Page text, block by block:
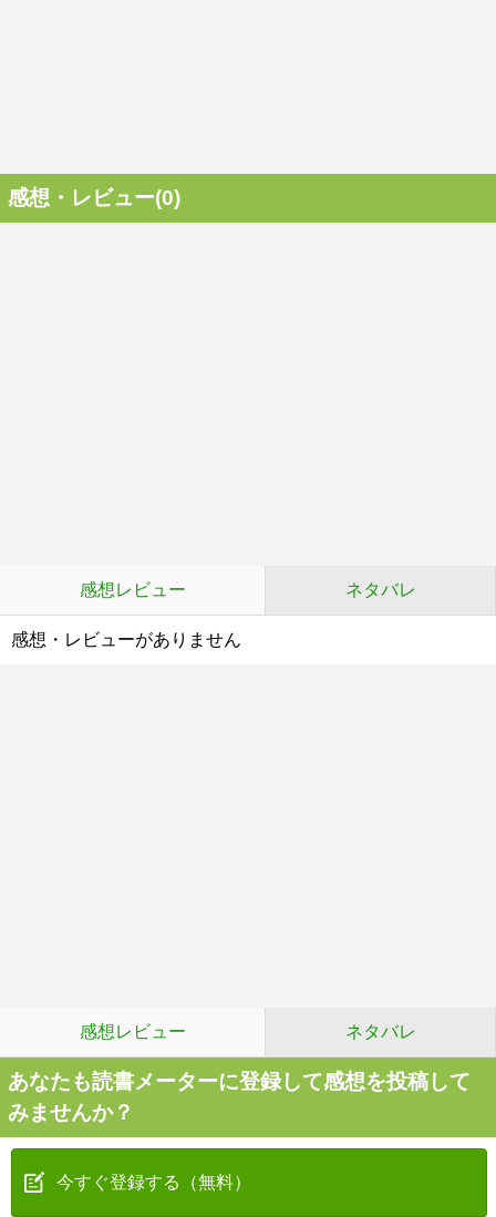
感想・レビュー(0)
感想レビュー ネタバレ
感想・レビューがありません
感想レビュー ネタバレ
あなたも読書メーターに登録して感想を投稿して
みませんか？
今すぐ登録する（無料）